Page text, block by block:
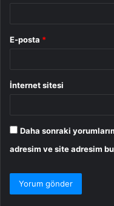
E-posta *
İnternet sitesi
Daha sonraki
adresim ve site adresim